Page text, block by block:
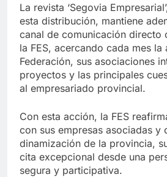
La revista ‘Segovia
esta distribución, mantiene
canal de comunicación directo
la FES, acercando cada mes la
Federación, sus asociaciones
proyectos y las principales
al empresariado provincial.
Con esta acción, la FES
con sus empresas asociadas y
dinamización de la provincia,
cita excepcional desde una
segura y participativa.